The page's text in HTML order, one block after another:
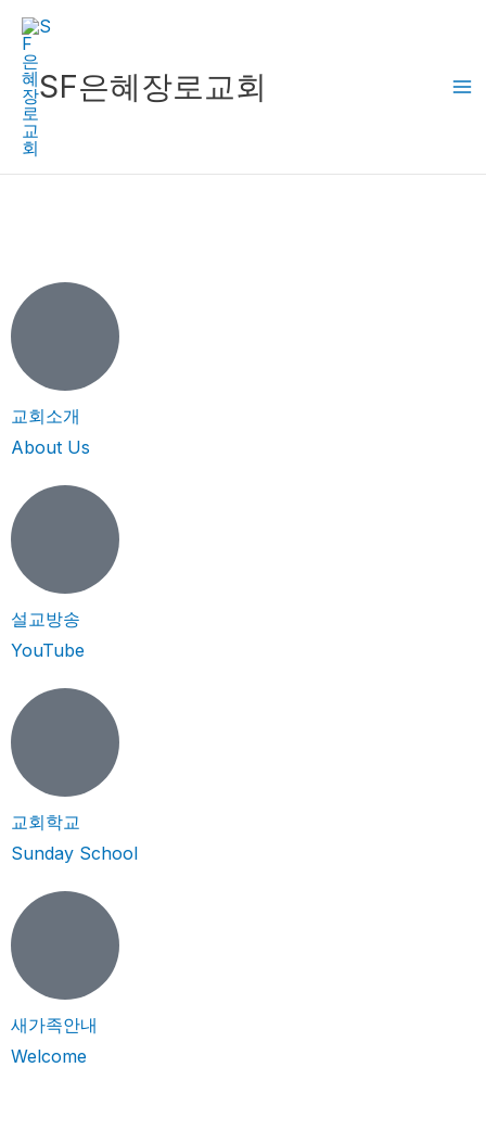
너
SF은혜장로교회
교회소개
About Us
설교방송
YouTube
교회학교
Sunday School
새가족안내
Welcome